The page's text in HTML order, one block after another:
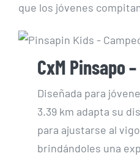
que los jóvenes
CxM Pinsapo
Diseñada para
3.39 km adapta su
para ajustarse al
brindándoles una